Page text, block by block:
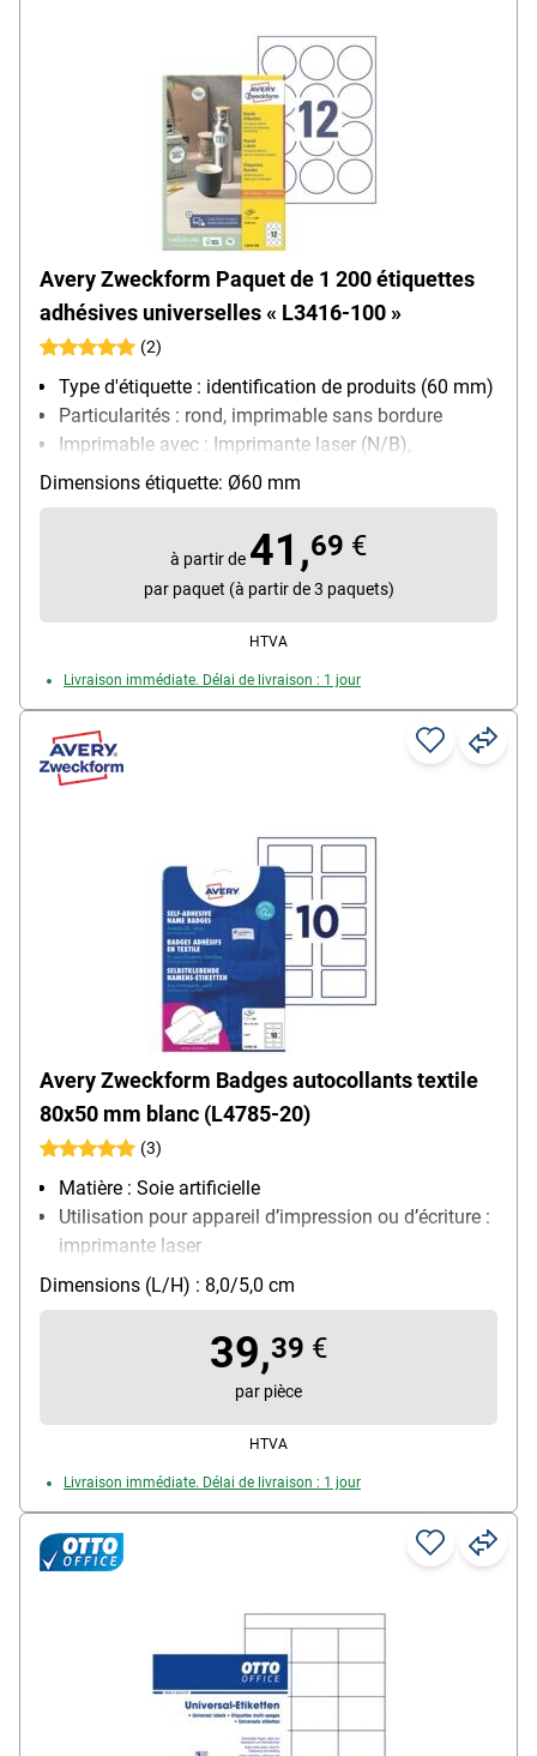
Avery Zweckform Paquet de 1 200 étiquettes
adhésives universelles « L3416-100 »
(2)
Type d'étiquette : identification de produits (60 mm)
Particularités : rond, imprimable sans bordure
Imprimable avec : Imprimante laser (N/B),
Imprimante laser (couleur), Photocopieur (N/B),
Propriété d’adhésion : permanente
Dimensions étiquette: Ø60 mm
à partir de 41,69 €
par paquet (à partir de 3 paquets)
HTVA
Livraison immédiate. Délai de livraison : 1 jour
Avery Zweckform Badges autocollants textile
80x50 mm blanc (L4785-20)
(3)
Matière : Soie artificielle
Utilisation pour appareil d’impression ou d’écriture :
imprimante laser
Particularités : Pour les textiles résistants (ne
convient pas à la soie, au velours, au cuir)
Quantité par paquet : 200 pièce(s)
Dimensions (L/H) : 8,0/5,0 cm
39,39 €
par pièce
HTVA
Livraison immédiate. Délai de livraison : 1 jour